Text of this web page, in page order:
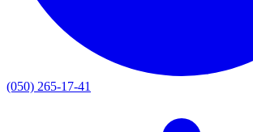
(050) 265-17-41